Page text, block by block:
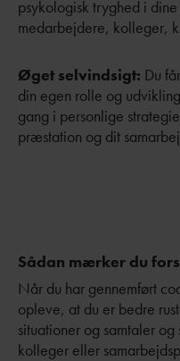
psykologisk tryghed i
medarbejdere, kolleger,
Øget selvindsigt: Du
din egen rolle og
gang i personlige
præstation og dit
Sådan mærker du
Når du har gennemført
opleve, at du er bedre
situationer og samtaler
kolleger eller